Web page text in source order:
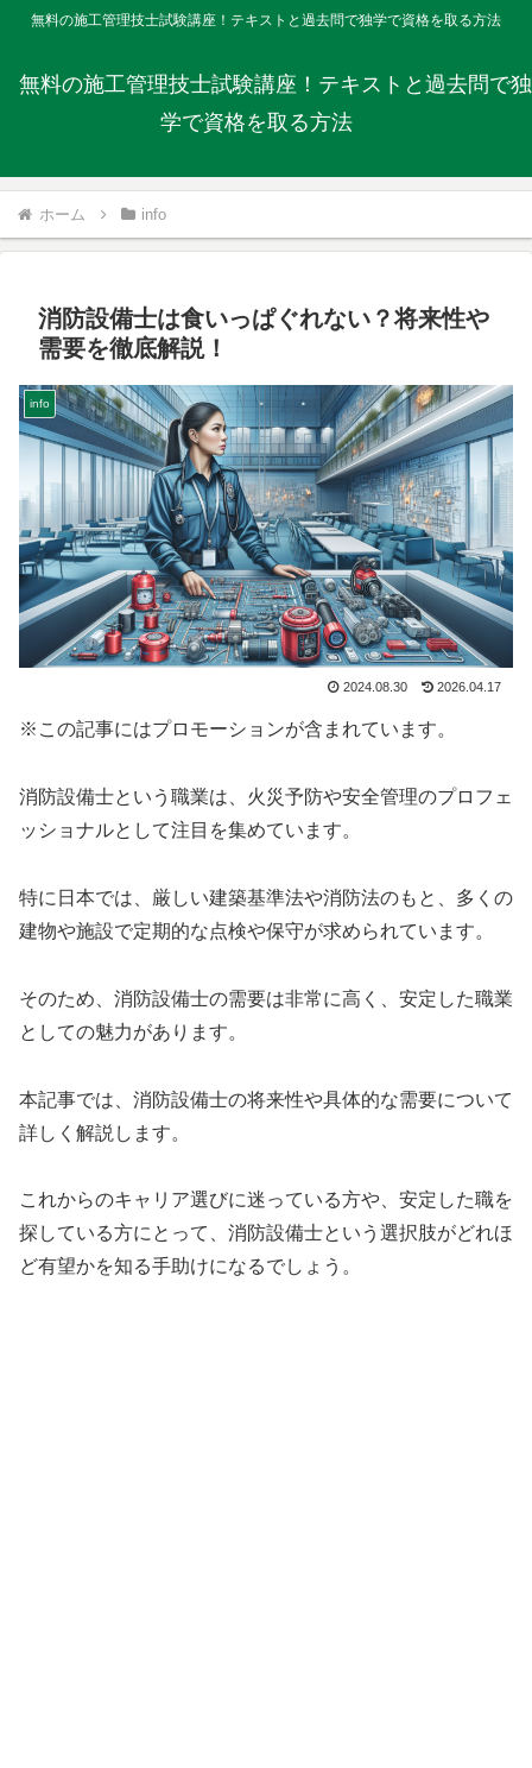
無料の施工管理技士試験講座！テキストと過去問で独学で資格を取る方法
無料の施工管理技士試験講座！テキストと過去問で独
学で資格を取る方法
ホーム info
消防設備士は食いっぱぐれない？将来性や
需要を徹底解説！
info
2024.08.30 2026.04.17
※この記事にはプロモーションが含まれています。
消防設備士という職業は、火災予防や安全管理のプロフェ
ッショナルとして注目を集めています。
特に日本では、厳しい建築基準法や消防法のもと、多くの
建物や施設で定期的な点検や保守が求められています。
そのため、消防設備士の需要は非常に高く、安定した職業
としての魅力があります。
本記事では、消防設備士の将来性や具体的な需要について
詳しく解説します。
これからのキャリア選びに迷っている方や、安定した職を
探している方にとって、消防設備士という選択肢がどれほ
ど有望かを知る手助けになるでしょう。